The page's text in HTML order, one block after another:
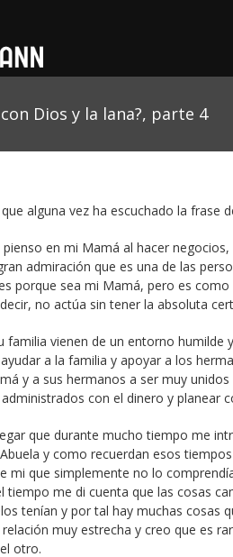
Dios y la lana?, parte 4
alguna vez ha escuchado la frase
pienso en mi Mamá al hacer
admiración que es una de las
porque sea mi Mamá, pero es
no actúa sin tener la absoluta
familia vienen de un entorno
a la familia y apoyar a los
y a sus hermanos a ser muy
con el dinero y planear
que durante mucho tiempo me
y como recuerdan esos
mi que simplemente no lo
tiempo me di cuenta que las cosas
tenían y por tal hay muchas cosas
muy estrecha y creo que es
otro.